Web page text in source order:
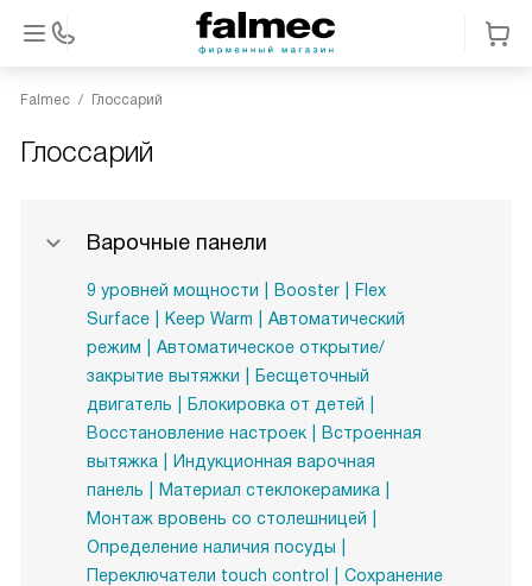
Falmec Глоссарий
Глоссарий
Варочные панели
9 уровней мощности Booster
Flex
Surface
Keep Warm
Автоматический
режим
Автоматическое открытие/
закрытие вытяжки
Бесщеточный
двигатель
Блокировка от детей
Восстановление настроек
Встроенная
вытяжка
Индукционная варочная
панель
Материал стеклокерамика
Монтаж вровень со столешницей
Определение наличия посуды
Переключатели touch control
Сохранение